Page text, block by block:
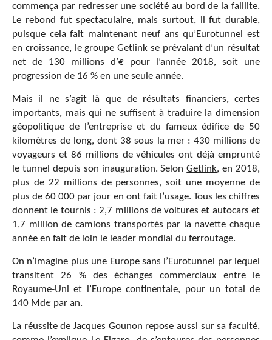
commença par redresser une société au bord de la faillite.
Le rebond fut spectaculaire, mais surtout, il fut durable,
puisque cela fait maintenant neuf ans qu’Eurotunnel est
en croissance, le groupe Getlink se prévalant d’un résultat
net de 130 millions d’€ pour l’année 2018, soit une
progression de 16 % en une seule année.
Mais il ne s’agit là que de résultats financiers, certes
importants, mais qui ne suffisent à traduire la dimension
géopolitique de l’entreprise et du fameux édifice de 50
kilomètres de long, dont 38 sous la mer : 430 millions de
voyageurs et 86 millions de véhicules ont déjà emprunté
le tunnel depuis son inauguration. SelonGetlink, en 2018,
plus de 22 millions de personnes, soit une moyenne de
plus de 60 000 par jour en ont fait l’usage. Tous les chiffres
donnent le tournis : 2,7 millions de voitures et autocars et
1,7 million de camions transportés par la navette chaque
année en fait de loin le leader mondial du ferroutage.
On n’imagine plus une Europe sans l’Eurotunnel par lequel
transitent 26 % des échanges commerciaux entre le
Royaume-Uni et l’Europe continentale, pour un total de
140 Md€ par an.
La réussite de Jacques Gounon repose aussi sur sa faculté,